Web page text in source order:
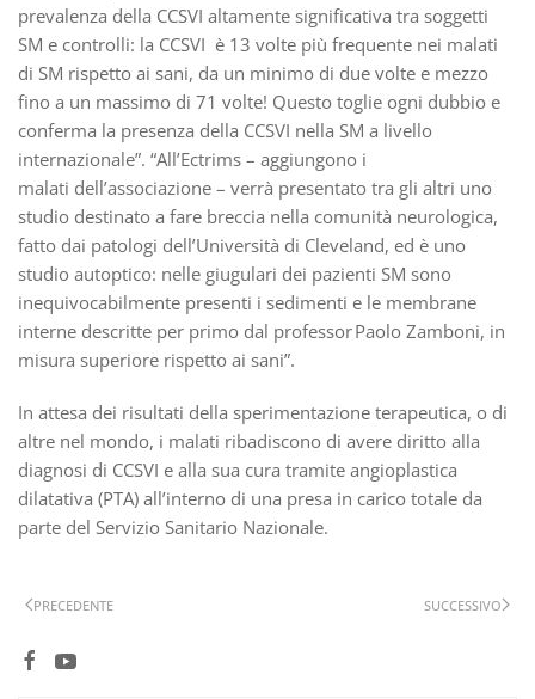
prevalenza della CCSVI altamente significativa tra soggetti
SM e controlli: la CCSVI è 13 volte più frequente nei malati
di SM rispetto ai sani, da un minimo di due volte e mezzo
fino a un massimo di 71 volte! Questo toglie ogni dubbio e
conferma la presenza della CCSVI nella SM a livello
internazionale”. “All’Ectrims – aggiungono i
malati dell’associazione – verrà presentato tra gli altri uno
studio destinato a fare breccia nella comunità neurologica,
fatto dai patologi dell’Università di Cleveland, ed è uno
studio autoptico: nelle giugulari dei pazienti SM sono
inequivocabilmente presenti i sedimenti e le membrane
interne descritte per primo dal professor Paolo Zamboni, in
misura superiore rispetto ai sani”.
In attesa dei risultati della sperimentazione terapeutica, o di
altre nel mondo, i malati ribadiscono di avere diritto alla
diagnosi di CCSVI e alla sua cura tramite angioplastica
dilatativa (PTA) all’interno di una presa in carico totale da
parte del Servizio Sanitario Nazionale.
PRECEDENTE SUCCESSIVO